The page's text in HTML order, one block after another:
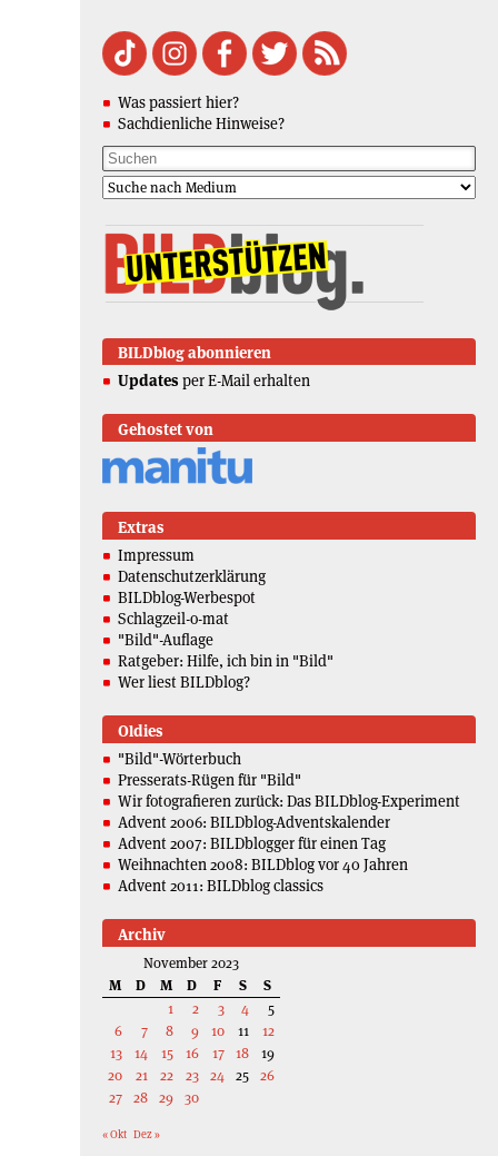
Was passiert hier?
Sachdienliche Hinweise?
BILDblog abonnieren
Updates per E-Mail erhalten
Gehostet von
Extras
Impressum
Datenschutzerklärung
BILDblog-Werbespot
Schlagzeil-o-mat
"Bild"-Auflage
Ratgeber: Hilfe, ich bin in "Bild"
Wer liest BILDblog?
Oldies
"Bild"-Wörterbuch
Presserats-Rügen für "Bild"
Wir fotografieren zurück: Das BILDblog-Experiment
Advent 2006: BILDblog-Adventskalender
Advent 2007: BILDblogger für einen Tag
Weihnachten 2008: BILDblog vor 40 Jahren
Advent 2011: BILDblog classics
Archiv
November 2023
M
D M D F S
S
1
2 3 4
5
6
7 8 9 10 11
12
13
14 15 16 17 18
19
20
21 22 23 24 25 26
27 28 29 30
« Okt Dez »